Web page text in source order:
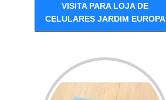
VISITA PARA LOJA DE
CELULARES JARDIM EUROPA